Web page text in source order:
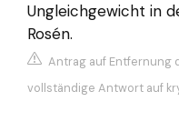
Ungleichgewicht in
Rosén.
Antrag auf Entfernung
vollständige Antwort auf